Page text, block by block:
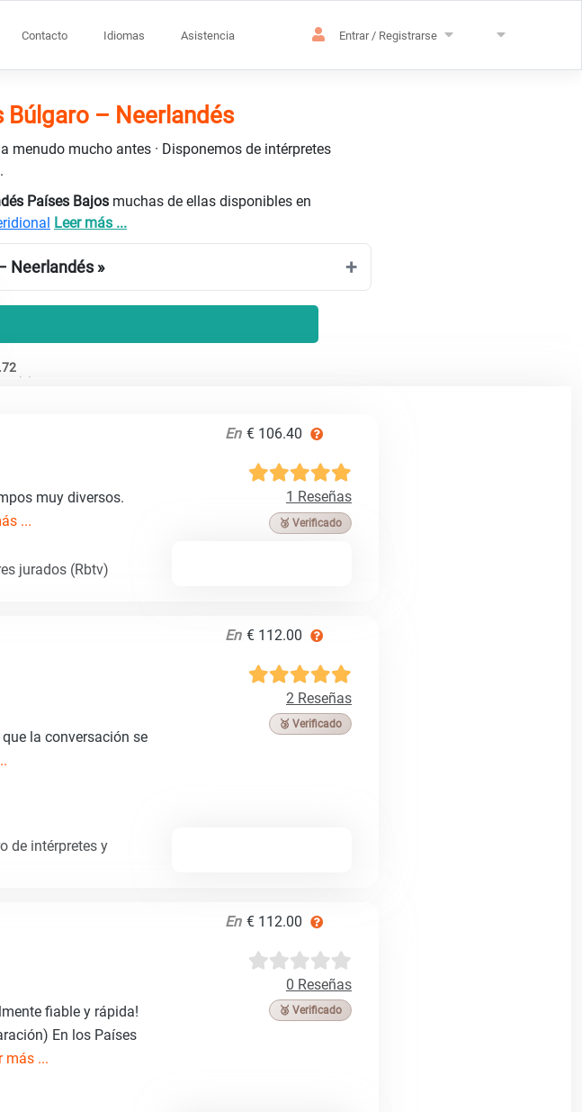
Contacto Idiomas Asistencia Entrar / Registrarse
Búlgaro – Neerlandés
menudo mucho antes · Disponemos de intérpretes
Países Bajos muchas de ellas disponibles en
Leer más ...
Neerlandés »
En € 106.40
1 Reseñas
🥉 Verificado
muy diversos.
...
jurados (Rbtv)
En € 112.00
2 Reseñas
🥉 Verificado
la conversación se
de intérpretes y
En € 112.00
0 Reseñas
🥉 Verificado
fiable y rápida!
En los Países
más ...